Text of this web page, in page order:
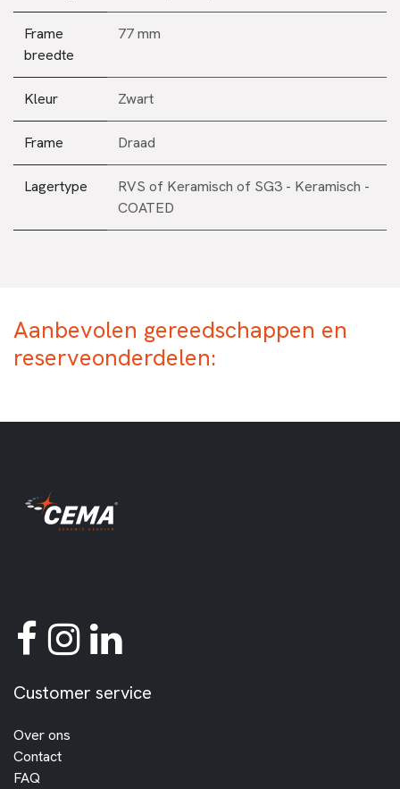
Frame
breedte
77 mm
Kleur Zwart
Frame Draad
Lagertype RVS of Keramisch of SG3 - Keramisch -
COATED
Aanbevolen gereedschappen en
reserveonderdelen:
Customer service
Over ons
Contact
FAQ